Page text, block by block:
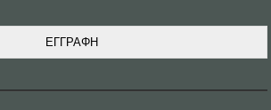
ΕΓΓΡΑΦΗ